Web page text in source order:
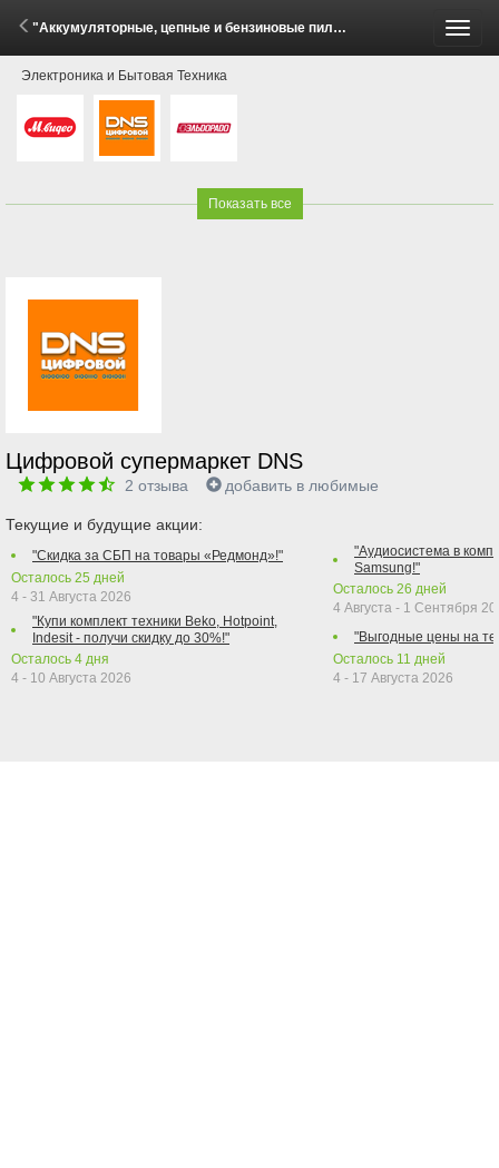
"Аккумуляторные, цепные и бензиновые пилы - комплектом выгоднее!" (30 Мая - 30 Июня 2026)
Электроника и Бытовая Техника
Показать все
Цифровой супермаркет DNS
2 отзыва добавить в любимые
Текущие и будущие акции:
"Скидка за СБП на товары «Редмонд»!"
Осталось 25 дней
4 - 31 Августа 2026
"Купи комплект техники Beko, Hotpoint,
Indesit - получи скидку до 30%!"
Осталось 4 дня
4 - 10 Августа 2026
"Аудиосистема в
Samsung!"
Осталось 26 дней
4 Августа - 1 Сентября
"Выгодные цены на
Осталось 11 дней
4 - 17 Августа 2026